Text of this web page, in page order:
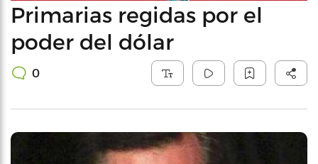
Primarias regidas por el
poder del dólar
0